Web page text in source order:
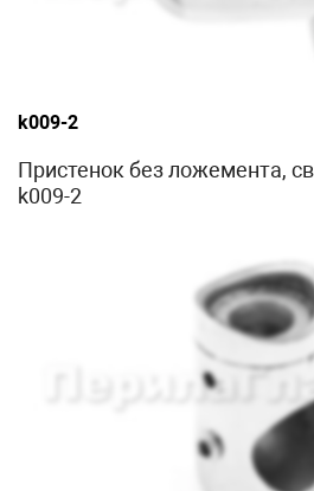
k009-2
Пристенок без ложемента,
k009-2